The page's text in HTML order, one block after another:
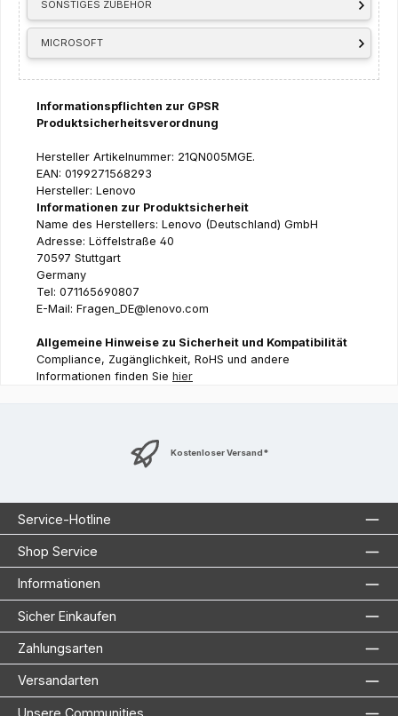
SONSTIGES ZUBEHÖR
MICROSOFT
Informationspflichten zur GPSR
Produktsicherheitsverordnung
Hersteller Artikelnummer: 21QN005MGE.
EAN: 0199271568293
Hersteller: Lenovo
Informationen zur Produktsicherheit
Name des Herstellers: Lenovo (Deutschland) GmbH
Adresse: Löffelstraße 40
70597 Stuttgart
Germany
Tel: 071165690807
E-Mail: Fragen_DE@lenovo.com
Allgemeine Hinweise zu Sicherheit und Kompatibilität
Compliance, Zugänglichkeit, RoHS und andere
Informationen finden Sie hier
Kostenloser Versand*
Service-Hotline
Shop Service
Informationen
Sicher Einkaufen
Zahlungsarten
Versandarten
Unsere Communities